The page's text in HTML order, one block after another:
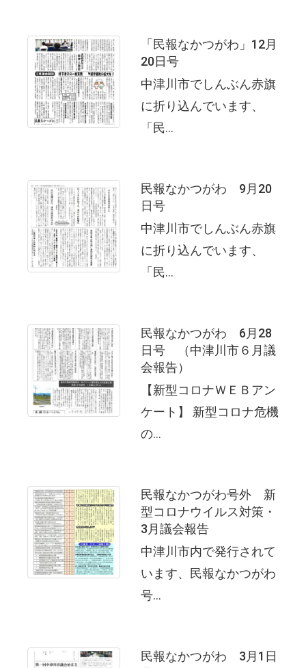
「民報なかつがわ」12月
20日号
中津川市でしんぶん赤旗
に折り込んでいます、
「民...
民報なかつがわ 9月20
日号
中津川市でしんぶん赤旗
に折り込んでいます、
「民...
民報なかつがわ 6月28
日号 （中津川市６月議
会報告）
【新型コロナＷＥＢアン
ケート】 新型コロナ危機
の...
民報なかつがわ号外 新
型コロナウイルス対策・
3月議会報告
中津川市内で発行されて
います、民報なかつがわ
号...
民報なかつがわ 3月1日